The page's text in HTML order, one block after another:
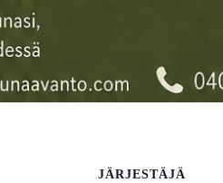
JÄRJESTÄJÄ